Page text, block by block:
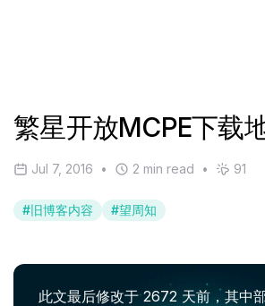
繁星开放MCPE下载
Jul 7, 2016 • 2 min read • 91
#旧博客内容 #望周知
此文最后修改于 2672 天前，其中